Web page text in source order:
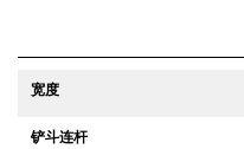
宽度
铲斗连杆